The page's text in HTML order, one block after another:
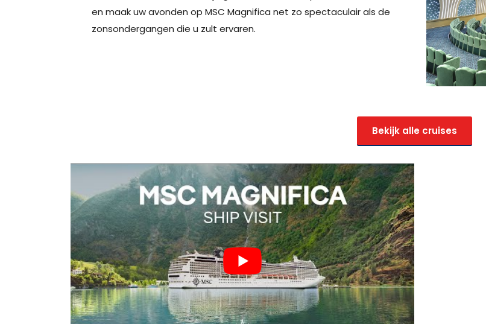
en maak uw avonden op MSC Magnifica net zo spectaculair als de
zonsondergangen die u zult ervaren.
Bekijk alle cruises